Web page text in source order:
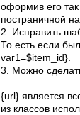
оформив его
постраничной
2. Исправить
То есть если
var1=$item_id}.
3. Можно
{url} является
из классов